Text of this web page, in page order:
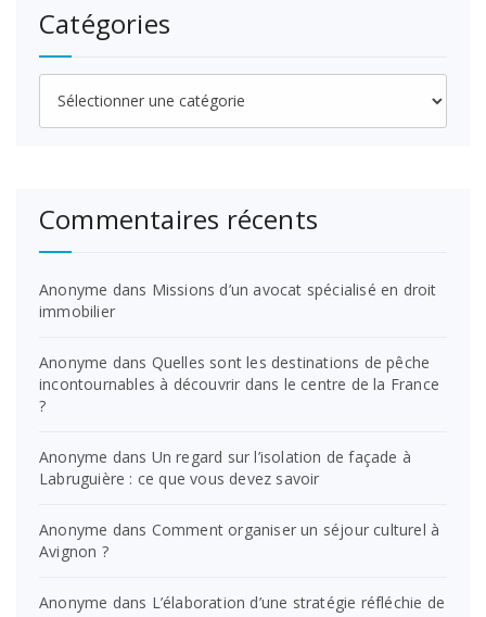
Catégories
Catégories
Commentaires récents
Anonyme dans Missions d’un avocat spécialisé en droit
immobilier
Anonyme dans Quelles sont les destinations de pêche
incontournables à découvrir dans le centre de la France
?
Anonyme dans Un regard sur l’isolation de façade à
Labruguière : ce que vous devez savoir
Anonyme dans Comment organiser un séjour culturel à
Avignon ?
Anonyme dans L’élaboration d’une stratégie réfléchie de